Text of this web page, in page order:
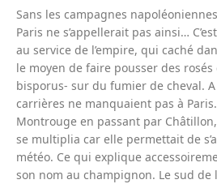
Sans les campagnes
Paris ne s’appellerait pas ainsi…
au service de l’empire, qui caché
le moyen de faire pousser des
bisporus- sur du fumier de cheval.
carrières ne manquaient pas à
Montrouge en passant par
se multiplia car elle permettait de
météo. Ce qui explique
son nom au champignon. Le sud de